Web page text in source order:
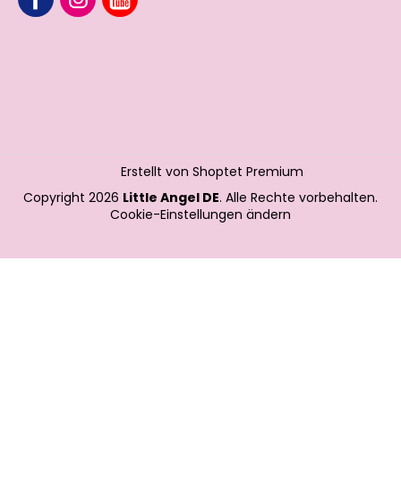
Erstellt von Shoptet Premium
Copyright 2026 Little Angel DE. Alle Rechte vorbehalten.
Cookie-Einstellungen ändern